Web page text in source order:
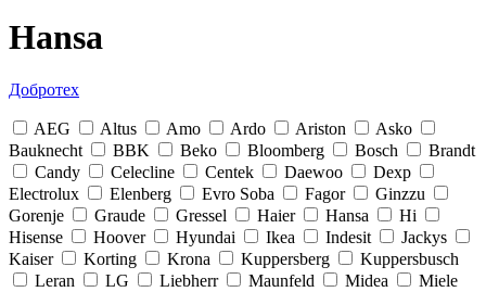
Hansa
Добротех
AEG Altus Amo Ardo Ariston
Asko
Bauknecht
BBK Beko Bloomberg Bosch
Brandt
Candy
Celecline Centek Daewoo
Dexp
Electrolux
Elenberg Evro Soba Fagor
Ginzzu
Gorenje
Graude Gressel Haier Hansa
Hi
Hisense
Hoover Hyundai Ikea Indesit
Jackys
Kaiser
Korting Krona Kuppersberg
Kuppersbusch
Leran
LG Liebherr Maunfeld Midea
Miele